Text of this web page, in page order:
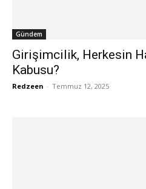
Gündem
Girişimcilik, Herkesin
Kabusu?
Redzeen - Temmuz 12, 2025